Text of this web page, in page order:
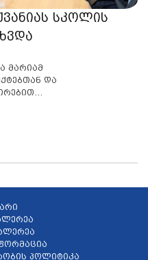
სკოლის
მარიამ
და
პოლიტიკა